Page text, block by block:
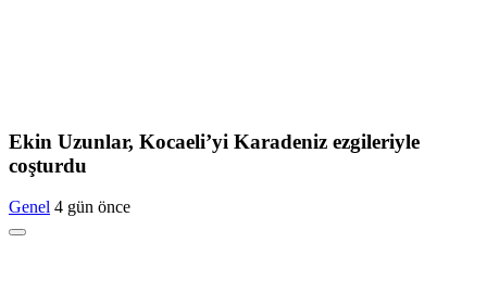
Ekin Uzunlar, Kocaeli’yi Karadeniz ezgileriyle
coşturdu
Genel 4 gün önce